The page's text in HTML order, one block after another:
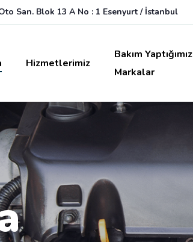
San. Blok 13 A No : 1 Esenyurt / İstanbul
Hizmetlerimiz
Bakım Yaptığımız
Markalar